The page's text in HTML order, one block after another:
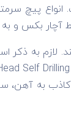
پیچ
بکس و
به آهن،